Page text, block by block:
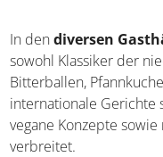
In dendiversen
sowohl Klassiker der
Bitterballen,
internationale Gerichte
vegane Konzepte
verbreitet.